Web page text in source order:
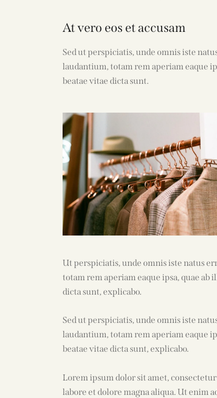
At vero eos et accusam
Sed ut perspiciatis, unde omnis iste
laudantium, totam rem aperiam eaque
beatae vitae dicta sunt.
Ut perspiciatis, unde omnis iste natus
totam rem aperiam eaque ipsa, quae
dicta sunt, explicabo.
Sed ut perspiciatis, unde omnis iste
laudantium, totam rem aperiam eaque
beatae vitae dicta sunt, explicabo.
Lorem ipsum dolor sit amet,
labore et dolore magna aliqua. Ut enim